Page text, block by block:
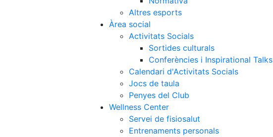
Altres esports
Àrea social
Activitats Socials
Sortides culturals
Conferències i Inspirational Talks
Calendari d'Activitats Socials
Jocs de taula
Penyes del Club
Wellness Center
Servei de fisiosalut
Entrenaments personals